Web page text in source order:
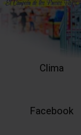
Clima
Facebook